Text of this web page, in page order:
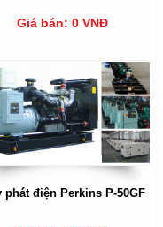
Giá bán: 0 VNĐ
phát điện Perkins P-50GF